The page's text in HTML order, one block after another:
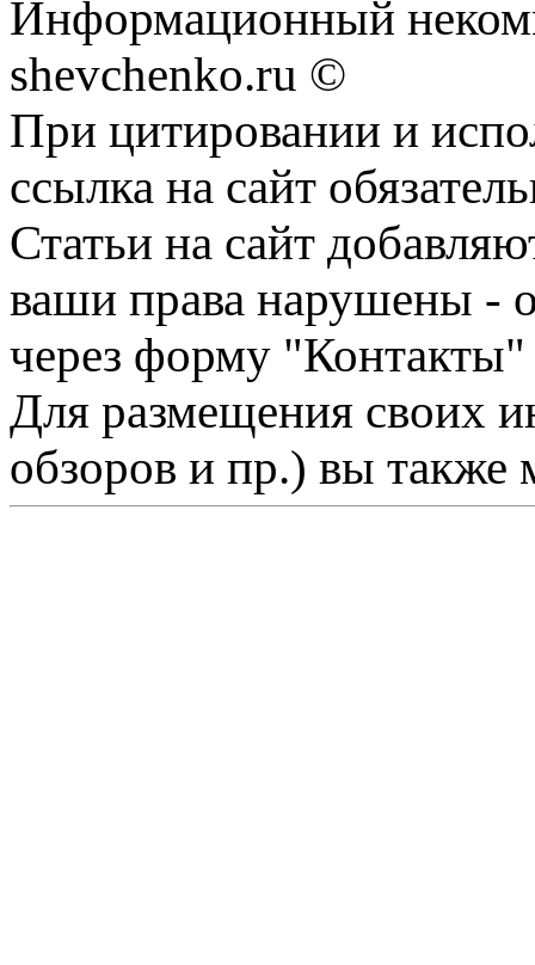
Информационный
shevchenko.ru ©
При цитировании и
ссылка на сайт
Статьи на сайт
ваши права нарушены -
через форму "Контакты"
Для размещения своих
обзоров и пр.) вы также